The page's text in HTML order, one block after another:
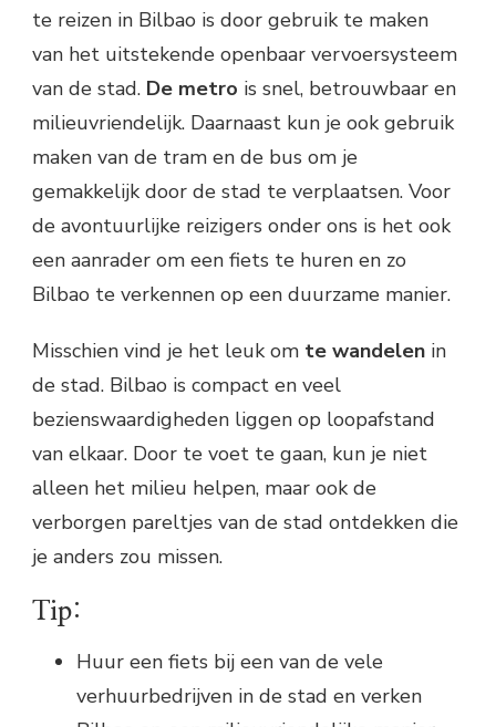
te reizen in Bilbao is door gebruik te maken
van het uitstekende openbaar vervoersysteem
van de stad. De metro is snel, betrouwbaar en
milieuvriendelijk. Daarnaast kun je ook gebruik
maken van de tram en de bus om je
gemakkelijk door de stad te verplaatsen. Voor
de avontuurlijke reizigers onder ons is het ook
een aanrader om een fiets te huren en zo
Bilbao te verkennen op een duurzame manier.
Misschien vind je het leuk om te wandelen in
de stad. Bilbao is compact en veel
bezienswaardigheden liggen op loopafstand
van elkaar. Door te voet te gaan, kun je niet
alleen het milieu helpen, maar ook de
verborgen pareltjes van de stad ontdekken die
je anders zou missen.
Tip:
Huur een fiets bij een van de vele
verhuurbedrijven in de stad en verken